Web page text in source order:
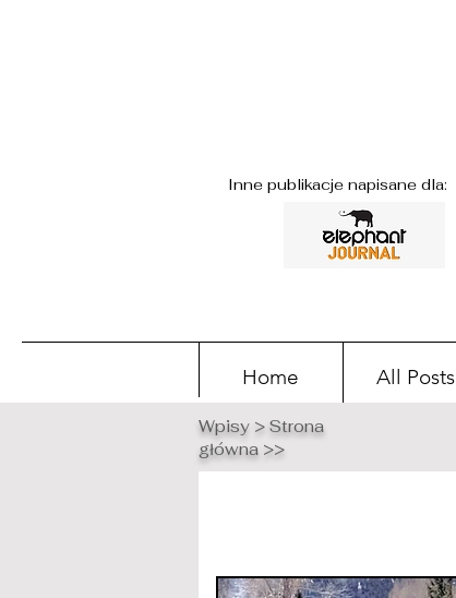
Inne publikacje napisane dla:
Home All Posts
Wpisy > Strona
główna >>